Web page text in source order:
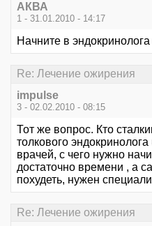
АКВА
1 - 31.01.2010 - 14:17
Начните в
Re: Лечение ожирения
impulse
3 - 02.02.2010 - 08:15
Тот же вопрос. Кто
толкового
врачей, с чего нужно
достаточно времени , а
похудеть, нужен
Re: Лечение ожирения